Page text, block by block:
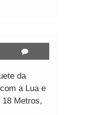
da
a Lua e
18 Metros,